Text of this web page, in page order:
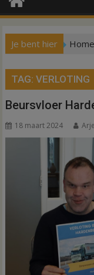
Je bent hier Home
TAG:VERLOTING
Beursvloer
18 maart 2024